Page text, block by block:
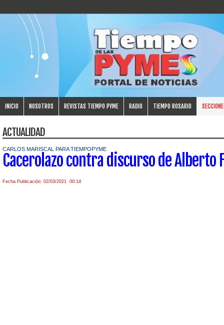
INICIO NOSOTROS REVISTAS TIEMPO PYME RADIO TIEMPO ROSARIO
ACTUALIDAD
CARLOS MARISCAL PARA TIEMPOPYME
Cacerolazo contra discurso de Alberto
Fecha Publicación: 02/03/2021 00:14